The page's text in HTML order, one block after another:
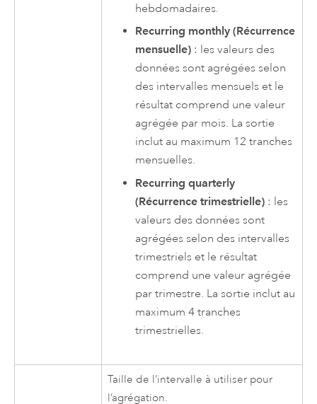
hebdomadaires.
Recurring monthly (Récurrence
mensuelle) : les valeurs des
données sont agrégées selon
des intervalles mensuels et le
résultat comprend une valeur
agrégée par mois. La sortie
inclut au maximum 12 tranches
mensuelles.
Recurring quarterly
(Récurrence trimestrielle) : les
valeurs des données sont
agrégées selon des intervalles
trimestriels et le résultat
comprend une valeur agrégée
par trimestre. La sortie inclut au
maximum 4 tranches
trimestrielles.
Taille de l’intervalle à utiliser pour
l’agrégation.